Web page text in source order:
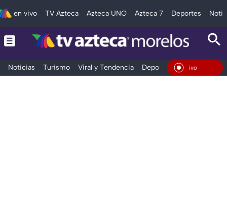
en vivo TV Azteca Azteca UNO Azteca 7 Deportes
Noticias Turismo Viral y Tendencia Deportes Espectáculos
En Vivo